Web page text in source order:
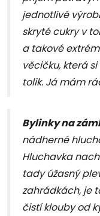
jednotlivé
skryté cukry v
a takové
věcičku, která
tolik. Já mám
Bylinky na
nádherné
Hluchavka
tady úžasný
zahrádkách, je
čistí klouby od